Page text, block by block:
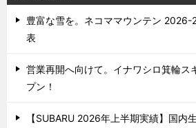
豊富な雪を。ネコママウンテン 2026-
表
営業再開へ向けて。イナワシロ箕輪ス
プン！
【SUBARU 2026年上半期実績】国内